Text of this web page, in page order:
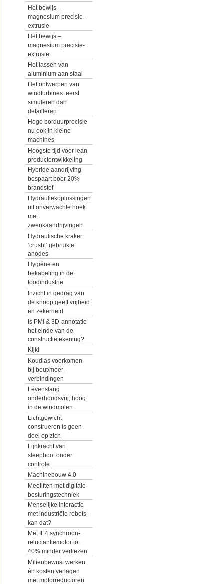
Het bewijs –
magnesium precisie-
extrusie
Het bewijs –
magnesium precisie-
extrusie
Het lassen van
aluminium aan staal
Het ontwerpen van
windturbines: eerst
simuleren dan
detailleren
Hoge borduurprecisie
nu ook in kleine
machines
Hoogste tijd voor lean
productontwikkeling
Hybride aandrijving
bespaart boer 20%
brandstof
Hydrauliekoplossingen
uit onverwachte hoek:
met
zwenkaandrijvingen
Hydraulische kraker
‘crusht’ gebruikte
anodes
Hygiëne en
bekabeling in de
foodindustrie
Inzicht in gedrag van
de knoop geeft vrijheid
en zekerheid
Is PMI & 3D-annotatie
het einde van de
constructietekening?
Kijk!
Koudlas voorkomen
bij bout/moer-
verbindingen
Levenslang
onderhoudsvrij, hoog
in de windmolen
Lichtgewicht
construeren is geen
doel op zich
Lijnkracht van
sleepboot onder
controle
Machinebouw 4.0
Meeliften met digitale
besturingstechniek
Menselijke interactie
met industriële robots -
kan dat?
Met IE4 synchroon-
reluctantiemotor tot
40% minder verliezen
Milieubewust werken
én kosten verlagen
met motorreductoren